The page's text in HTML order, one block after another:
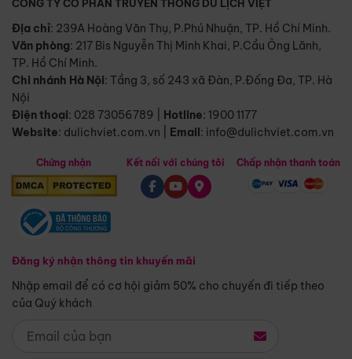
CÔNG TY CỔ PHẦN TRUYỀN THÔNG DU LỊCH VIỆT
Địa chỉ: 239A Hoàng Văn Thụ, P.Phú Nhuận, TP. Hồ Chí Minh.
Văn phòng: 217 Bis Nguyễn Thị Minh Khai, P.Cầu Ông Lãnh,
TP. Hồ Chí Minh.
Chi nhánh Hà Nội: Tầng 3, số 243 xã Đàn, P.Đống Đa, TP. Hà
Nội
Điện thoại: 028 73056789 Hotline: 1900 1177
Website: dulichviet.com.vn Email: info@dulichviet.com.vn
Chứng nhận
Đăng ký nhận thông tin khuyến mãi
Nhập email để có cơ hội giảm 50% cho chuyến đi tiếp theo
của Quý khách
Kết nối với chúng tôi Chấp nhận thanh toán